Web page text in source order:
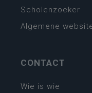
Scholenzoeker
Algemene
CONTACT
Wie is wie